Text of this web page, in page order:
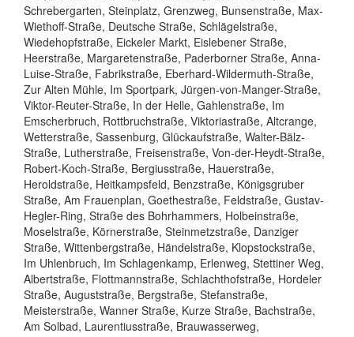
Schrebergarten, Steinplatz, Grenzweg, Bunsenstraße, Max-
Wiethoff-Straße, Deutsche Straße, Schlägelstraße,
Wiedehopfstraße, Eickeler Markt, Eislebener Straße,
Heerstraße, Margaretenstraße, Paderborner Straße, Anna-
Luise-Straße, Fabrikstraße, Eberhard-Wildermuth-Straße,
Zur Alten Mühle, Im Sportpark, Jürgen-von-Manger-Straße,
Viktor-Reuter-Straße, In der Helle, Gahlenstraße, Im
Emscherbruch, Rottbruchstraße, Viktoriastraße, Altcrange,
Wetterstraße, Sassenburg, Glückaufstraße, Walter-Bälz-
Straße, Lutherstraße, Freisenstraße, Von-der-Heydt-Straße,
Robert-Koch-Straße, Bergiusstraße, Hauerstraße,
Heroldstraße, Heitkampsfeld, Benzstraße, Königsgruber
Straße, Am Frauenplan, Goethestraße, Feldstraße, Gustav-
Hegler-Ring, Straße des Bohrhammers, Holbeinstraße,
Moselstraße, Körnerstraße, Steinmetzstraße, Danziger
Straße, Wittenbergstraße, Händelstraße, Klopstockstraße,
Im Uhlenbruch, Im Schlagenkamp, Erlenweg, Stettiner Weg,
Albertstraße, Flottmannstraße, Schlachthofstraße, Hordeler
Straße, Auguststraße, Bergstraße, Stefanstraße,
Meisterstraße, Wanner Straße, Kurze Straße, Bachstraße,
Am Solbad, Laurentiusstraße, Brauwasserweg,